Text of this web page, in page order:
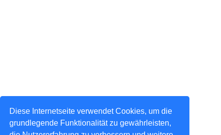
Diese Internetseite verwendet Cookies, um die
grundlegende Funktionalität zu gewährleisten,